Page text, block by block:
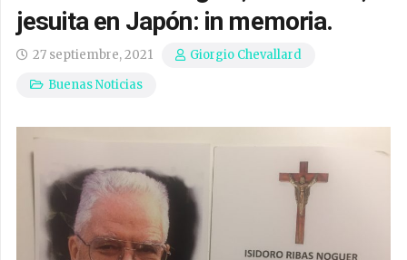
jesuita en Japón: in memoria.
27 septiembre, 2021
Giorgio Chevallard
Buenas Noticias